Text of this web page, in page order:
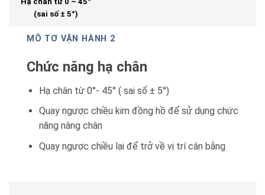
MÔ TƠ VẬN HÀNH 2
Chức năng hạ chân
Hạ chân từ 0°- 45° ( sai số ± 5°)
Quay ngược chiều kim đồng hồ để sử dụng chức
năng nâng chân
Quay ngược chiều lại để trở về vị trí cân bằng
(sai số ± 5°)